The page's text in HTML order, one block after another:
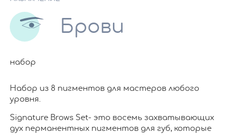
Брови
набор
Набор из 8 пигментов для мастеров любого
уровня.
Signature Brows Set- это восемь захватывающих
дух перманентных пигментов для губ, которые